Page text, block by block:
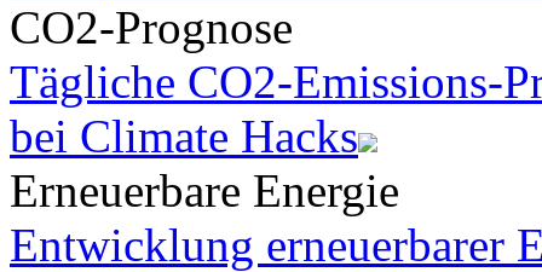
CO2-Prognose
Tägliche CO2-Emissions-
bei Climate Hacks
Erneuerbare Energie
Entwicklung erneuerbarer